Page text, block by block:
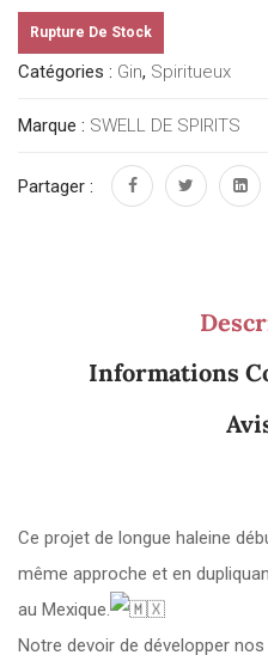
Rupture De Stock
Catégories : Gin, Spiritueux
Marque : SWELL DE SPIRITS
Partager :
Informations
Ce projet de longue haleine
même approche et en
au Mexique.
Notre devoir de développer